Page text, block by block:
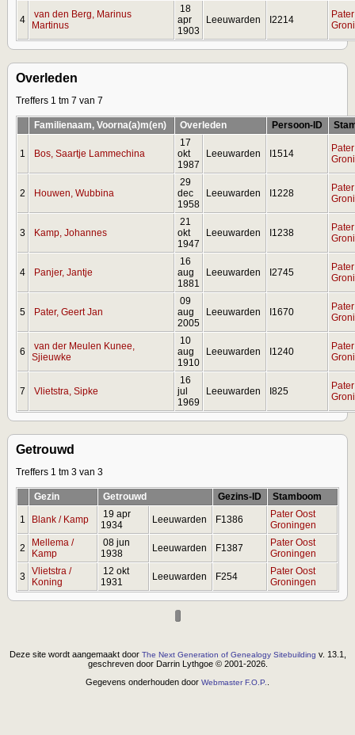
4
van den Berg, Marinus
Martinus
18
apr
1903
Leeuwarden I2214
Overleden
Treffers 1 tm 7 van 7
Familienaam, Voorna(a)m(en) Overleden Persoon-ID
1 Bos, Saartje Lammechina
17
okt
1987
Leeuwarden I1514
2 Houwen, Wubbina
29
dec
1958
Leeuwarden I1228
3 Kamp, Johannes
21
okt
1947
Leeuwarden I1238
4 Panjer, Jantje
16
aug
1881
Leeuwarden I2745
5 Pater, Geert Jan
09
aug
2005
Leeuwarden I1670
6
van der Meulen Kunee,
Sjieuwke
10
aug
1910
Leeuwarden I1240
7 Vlietstra, Sipke
16
jul
1969
Leeuwarden I825
Getrouwd
Treffers 1 tm 3 van 3
Gezin Getrouwd Gezins-ID Stamboom
1 Blank / Kamp
19 apr
1934
Leeuwarden F1386
Pater Oost
Groningen
2
Mellema /
Kamp
08 jun
1938
Leeuwarden F1387
Pater Oost
Groningen
3
Vlietstra /
Koning
12 okt
1931
Leeuwarden F254
Pater Oost
Groningen
Deze site wordt aangemaakt door The Next Generation of Genealogy Sitebuilding v. 13.1,
geschreven door Darrin Lythgoe © 2001-2026.
Gegevens onderhouden door Webmaster F.O.P.